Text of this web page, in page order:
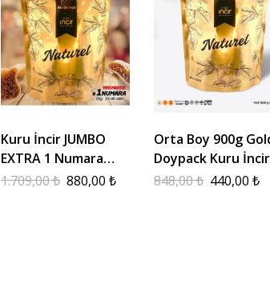
Kuru İncir JUMBO
EXTRA 1 Numara
900g
1.709,00₺ 880,00 ₺
Orta Boy 900g
Doypack Kuru İncir
848,00₺ 440,00 ₺